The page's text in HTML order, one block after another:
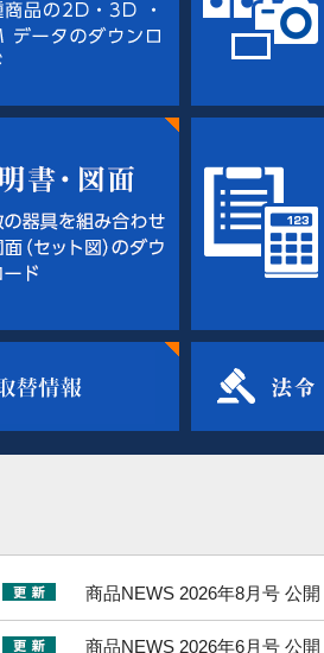
商品NEWS 2026年8月号 公開
商品NEWS 2026年6月号 公開